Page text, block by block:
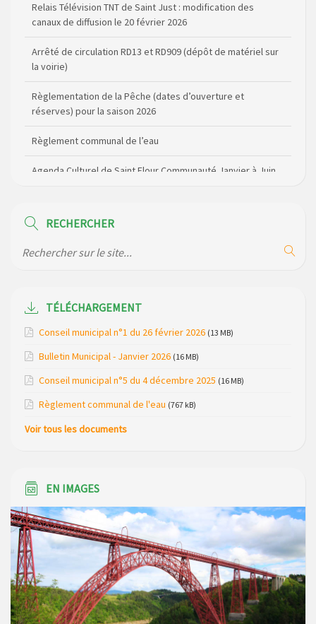
Arrêté de circulation RD13 et RD909 (dépôt de matériel sur
Règlementation de la Pêche (dates d’ouverture et
Règlement communal de l’eau
Agenda Culturel de Saint Flour Communauté Janvier à Juin
Horaire des bus scolaires passant sur la commune
du mois de avril 2026
bungalows bois, ses chalets et sa piscine
Réunion d’installation du nouveau conseil municipal à
Campagne de collecte des plastiques agricoles le 22 avril
2026
RECHERCHER
TÉLÉCHARGEMENT
Conseil municipal n°1 du 26 février 2026 (13 MB)
Bulletin Municipal - Janvier 2026 (16 MB)
Conseil municipal n°5 du 4 décembre 2025 (16 MB)
Règlement communal de l'eau (767 kB)
Voir tous les documents
EN IMAGES